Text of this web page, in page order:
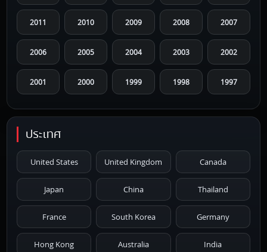
2011 2010 2009 2008 2007
2006 2005 2004 2003 2002
2001 2000 1999 1998 1997
1996 1995 1994 1993 1992
1986 1985 1984 1983 1982
1981 1980 1979 1978 1977
1976 1975 1974 1973 1972
ประเทศ
United States United Kingdom Canada
Japan China Thailand
France South Korea Germany
Hong Kong Australia India